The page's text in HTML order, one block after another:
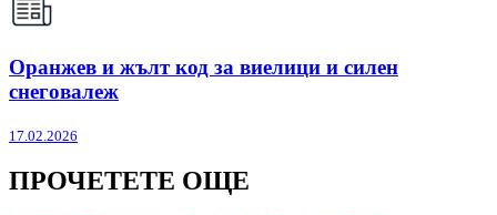
Оранжев и жълт код за виелици и силен
снеговалеж
17.02.2026
ПРОЧЕТЕТЕ ОЩЕ